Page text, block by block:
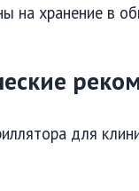
на хранение в
для